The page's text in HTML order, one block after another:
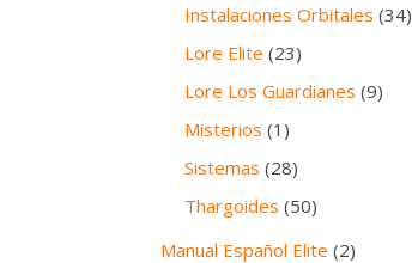
Instalaciones Orbitales (34)
Lore Elite (23)
Lore Los Guardianes (9)
Misterios (1)
Sistemas (28)
Thargoides (50)
Manual Español Elite (2)